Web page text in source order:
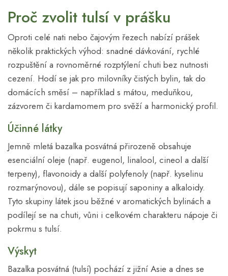
Proč zvolit tulsí v prášku
Oproti celé nati nebo čajovým řezech nabízí prášek
několik praktických výhod: snadné dávkování, rychlé
rozpuštění a rovnoměrné rozptýlení chuti bez nutnosti
cezení. Hodí se jak pro milovníky čistých bylin, tak do
domácích směsí – například s mátou, meduňkou,
zázvorem či kardamomem pro svěží a harmonický profil.
Účinné látky
Jemně mletá bazalka posvátná přirozeně obsahuje
esenciální oleje (např. eugenol, linalool, cineol a další
terpeny), flavonoidy a další polyfenoly (např. kyselinu
rozmarýnovou), dále se popisují saponiny a alkaloidy.
Tyto skupiny látek jsou běžné v aromatických bylinách a
podílejí se na chuti, vůni i celkovém charakteru nápoje či
pokrmu s tulsí.
Výskyt
Bazalka posvátná (tulsí) pochází z jižní Asie a dnes se